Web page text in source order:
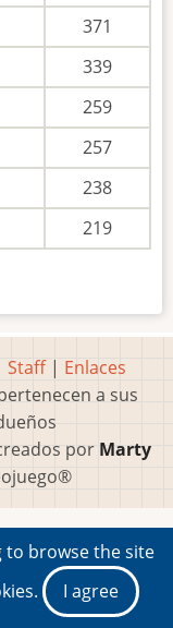
371
339
259
257
238
219
Staff| Enlaces
a sus
por Marty
to browse the site
I agree